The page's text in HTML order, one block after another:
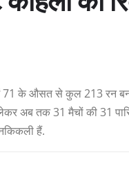
में 71 के औसत से कुल 213 रन
अब तक 31 मैचों की 31
हैं.